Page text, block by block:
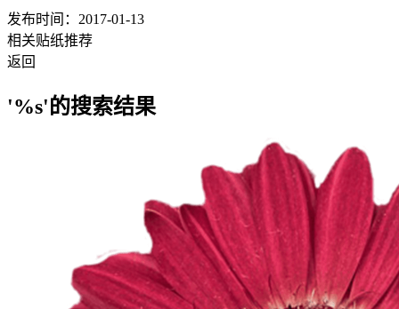
发布时间：2017-01-13
相关贴纸推荐
返回
'%s'的搜索结果